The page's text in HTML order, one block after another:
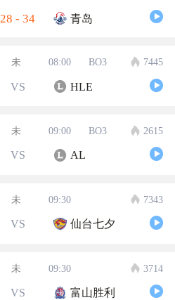
28 - 34 青岛
未 08:00 BO3 7445
VS HLE
未 09:00 BO3 2615
VS AL
未 09:30 7343
VS 仙台七夕
未 09:30 3714
VS 富山胜利